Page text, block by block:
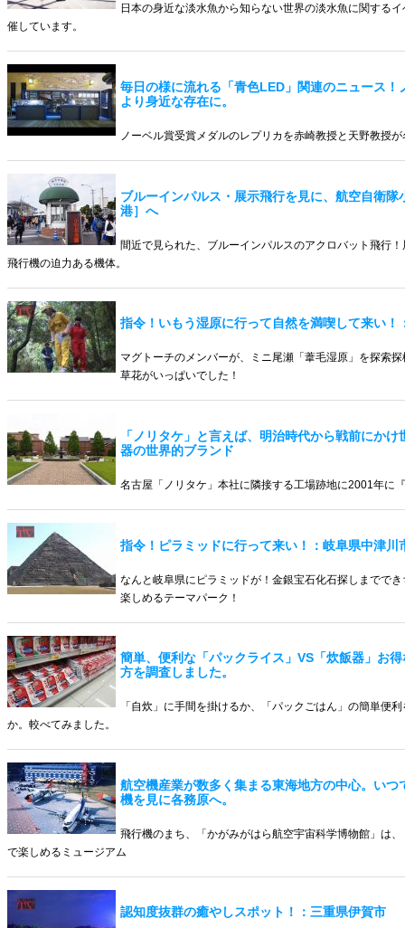
日本の身近な淡水魚から知らない世界の淡水魚に関する
催しています。
毎日の様に流れる「青色LED」関連のニュース！
より身近な存在に。
ノーベル賞受賞メダルのレプリカを赤崎教授と天野教授
ブルーインパルス・展示飛行を見に、航空自衛隊
港］へ
間近で見られた、ブルーインパルスのアクロバット飛行
飛行機の迫力ある機体。
指令！いもう湿原に行って自然を満喫して来い！
マグトーチのメンバーが、ミニ尾瀬「葦毛湿原」を探索
草花がいっぱいでした！
「ノリタケ」と言えば、明治時代から戦前にか
器の世界的ブランド
名古屋「ノリタケ」本社に隣接する工場跡地に2001年に
指令！ピラミッドに行って来い！：岐阜県中津川
なんと岐阜県にピラミッドが！金銀宝石化石探しまでで
楽しめるテーマパーク！
簡単、便利な「パックライス」VS「炊飯器」お
方を調査しました。
「自炊」に手間を掛けるか、「パックごはん」の簡単便
か。較べてみました。
航空機産業が数多く集まる東海地方の中心。いつ
機を見に各務原へ。
飛行機のまち、「かがみがはら航空宇宙科学博物館」は
で楽しめるミュージアム
認知度抜群の癒やしスポット！：三重県伊賀市